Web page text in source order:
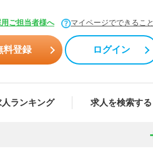
ご担当者様へ マイページでできること
料登録 ログイン
人ランキング 求人を検索する